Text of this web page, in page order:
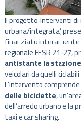
Il progetto ‘Interventi
urbana/integrata’,
finanziato interamente
regionale FESR 21-27,
antistante la
veicolari da quelli
L’intervento
delle biciclette,
dell’arredo urbano e la
taxi e car sharing.